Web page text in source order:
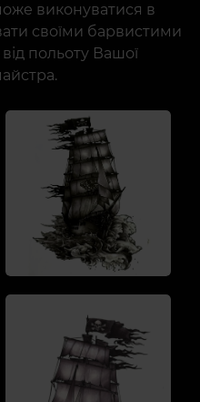
виконуватися в
своїми барвистими
польоту Вашої